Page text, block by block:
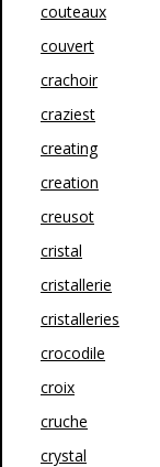
couteaux
couvert
crachoir
craziest
creating
creation
creusot
cristal
cristallerie
cristalleries
crocodile
croix
cruche
crystal